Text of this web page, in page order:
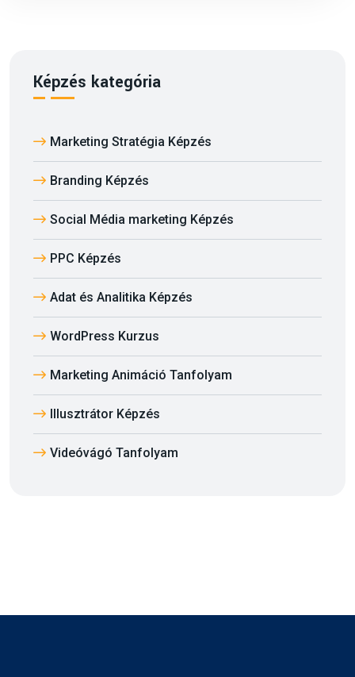
Képzés kategória
Marketing Stratégia Képzés
Branding Képzés
Social Média marketing Képzés
PPC Képzés
Adat és Analitika Képzés
WordPress Kurzus
Marketing Animáció Tanfolyam
Illusztrátor Képzés
Videóvágó Tanfolyam